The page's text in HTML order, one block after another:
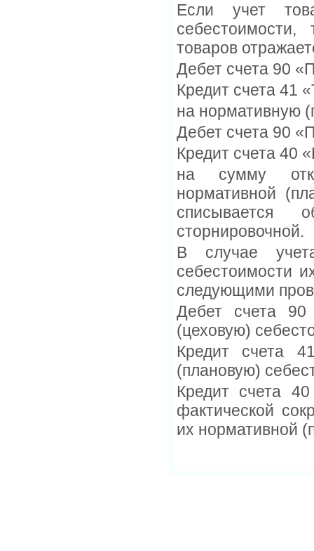
Если учет
себестоимости,
товаров
Дебет счета 90
Кредит счета 41
на нормативную
Дебет счета 90
Кредит счета 40
на сумму
нормативной
списывается
сторнировочной.
В случае
себестоимости
следующими
Дебет счета
(цеховую)
Кредит счета
(плановую)
Кредит счета
фактической
их нормативной